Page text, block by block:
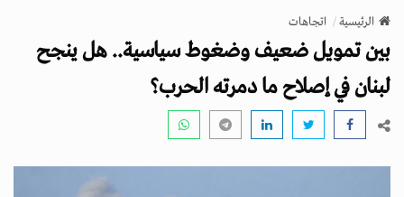
v
g
a
n
الرئيسية اتجاهات
بين تمويل ضعيف وضغوط سياسية.. هل ينجح
لبنان في إصلاح ما دمرته الحرب؟